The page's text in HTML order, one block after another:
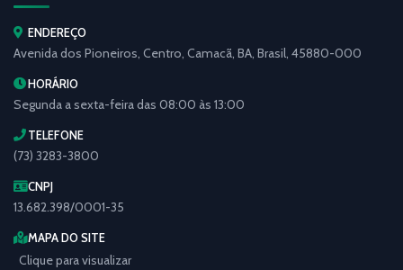
ENDEREÇO
Avenida dos Pioneiros, Centro, Camacã, BA, Brasil, 45880-000
HORÁRIO
Segunda a sexta-feira das 08:00 às 13:00
TELEFONE
(73) 3283-3800
CNPJ
13.682.398/0001-35
MAPA DO SITE
Clique para visualizar